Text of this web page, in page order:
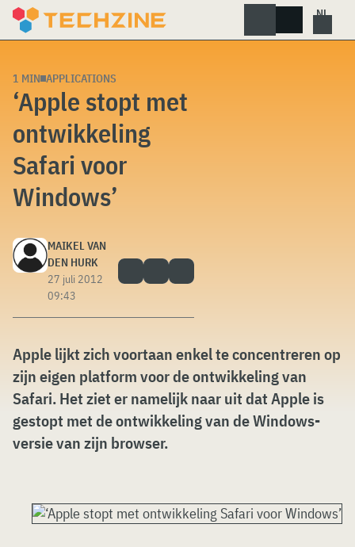
Skip
1 MIN APPLICATIONS
‘Apple stopt met
ontwikkeling
Safari voor
Windows’
MAIKEL VAN
DEN HURK
27 juli 2012
09:43
Apple lijkt zich voortaan enkel te concentreren op
zijn eigen platform voor de ontwikkeling van
Safari. Het ziet er namelijk naar uit dat Apple is
gestopt met de ontwikkeling van de Windows-
versie van zijn browser.